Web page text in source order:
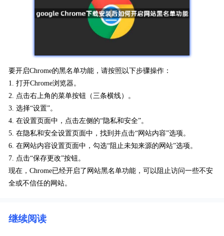
要开启Chrome的黑名单功能，请按照以下步骤操作：
1. 打开Chrome浏览器。
2. 点击右上角的菜单按钮（三条横线）。
3. 选择“设置”。
4. 在设置页面中，点击左侧的“隐私和安全”。
5. 在隐私和安全设置页面中，找到并点击“网站内容”选项。
6. 在网站内容设置页面中，勾选“阻止未知来源的网站”选项。
7. 点击“保存更改”按钮。
现在，Chrome已经开启了网站黑名单功能，可以阻止访问一些不安
全或不信任的网站。
继续阅读